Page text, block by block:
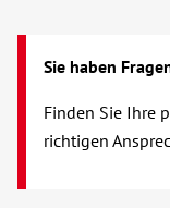
Sie haben
Finden Sie Ihre
richtigen